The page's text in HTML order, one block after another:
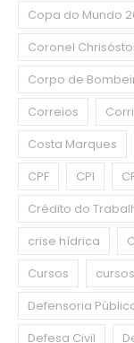
Copa do Mundo
Coronel
Corpo de
Correios
Costa Marques
CPF
CPI
Crédito do
crise hídrica
Cursos
Defensoria
Defesa Civil